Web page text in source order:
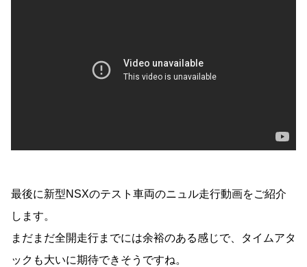
最後に新型NSXのテスト車両のニュル走行動画をご紹介
します。
まだまだ全開走行までには余裕のある感じで、タイムアタ
ックも大いに期待できそうですね。